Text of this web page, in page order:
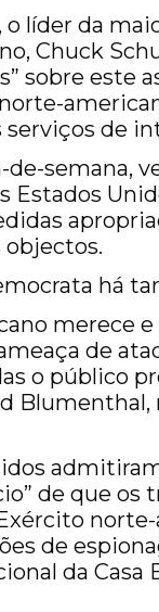
o líder da
Chuck
sobre este
serviços de
de-semana,
Estados
objectos.
há
merece
de
o público
de que os
de
da